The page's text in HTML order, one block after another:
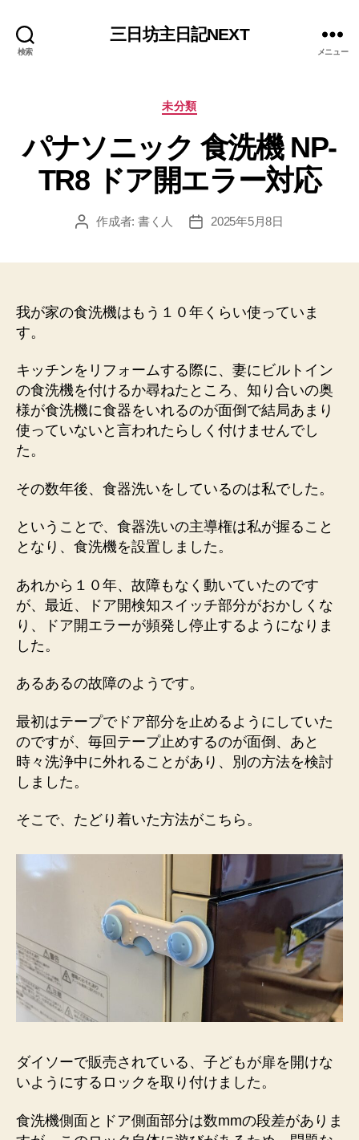
検索
三日坊主日記NEXT
メニュー
カ
ゴ
リ
ー
未分類
パナソニック 食洗機 NP-
TR8 ドア開エラー対応
投 作成者: 書く人
投
2025年5月8日
我が家の食洗機はもう１０年くらい使っていま
す。
キッチンをリフォームする際に、妻にビルトイン
の食洗機を付けるか尋ねたところ、知り合いの奥
様が食洗機に食器をいれるのが面倒で結局あまり
使っていないと言われたらしく付けませんでし
た。
その数年後、食器洗いをしているのは私でした。
ということで、食器洗いの主導権は私が握ること
となり、食洗機を設置しました。
あれから１０年、故障もなく動いていたのです
が、最近、ドア開検知スイッチ部分がおかしくな
り、ドア開エラーが頻発し停止するようになりま
した。
あるあるの故障のようです。
最初はテープでドア部分を止めるようにしていた
のですが、毎回テープ止めするのが面倒、あと
時々洗浄中に外れることがあり、別の方法を検討
しました。
そこで、たどり着いた方法がこちら。
ダイソーで販売されている、子どもが扉を開けな
いようにするロックを取り付けました。
食洗機側面とドア側面部分は数mmの段差がありま